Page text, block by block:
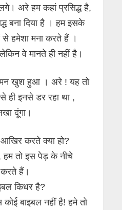
अरे हम कहां प्रसिद्ध है,
बना दिया है । हम इसके
से हमेशा मना करते हैं ।
वे मानते ही नहीं है।
मन खुश हुआ । अरे ! यह तो
ही इनसे डर रहा था ,
दूंगा।
आखिर करते क्या हो?
हम तो इस पेड़ के नीचे
करते हैं।
किधर है?
कोई बाइबल नहीं है! हमे तो